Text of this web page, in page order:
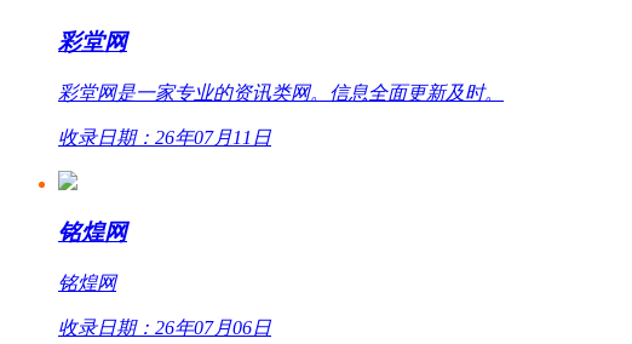
彩堂网
彩堂网是一家专业的资讯类网。信息全面更新及时。
收录日期：26年07月11日
铭煌网
铭煌网
收录日期：26年07月06日